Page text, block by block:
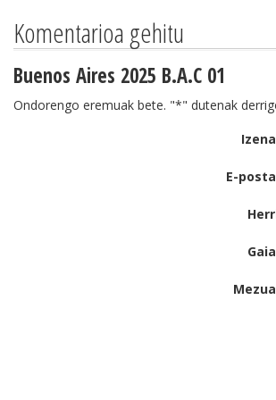
Komentarioa gehitu
Buenos Aires 2025 B.A.C 01
Ondorengo eremuak bete. "*" dutenak
E-